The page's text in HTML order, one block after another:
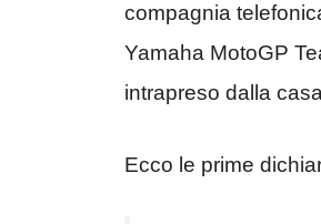
compagnia
Yamaha MotoGP
intrapreso dalla
Ecco le prime